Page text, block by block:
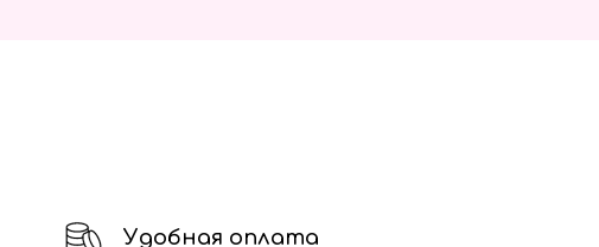
Удобная оплата